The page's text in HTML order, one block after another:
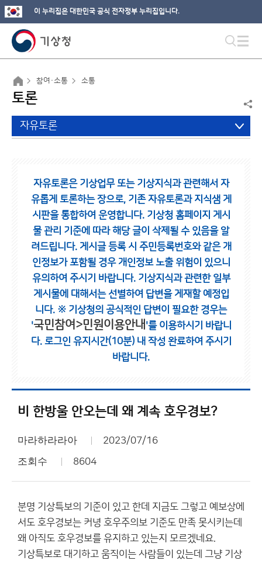
이 누리집은 대한민국 공식 전자정부 누리집입니다.
참여·소통 소통
토론
자유토론
자유토론은 기상업무 또는 기상지식과 관련해서 자
유롭게 토론하는 장으로, 기존 자유토론과 지식샘 게
시판을 통합하여 운영합니다. 기상청 홈페이지 게시
물 관리 기준에 따라 해당 글이 삭제될 수 있음을 알
려드립니다. 게시글 등록 시 주민등록번호와 같은 개
인정보가 포함될 경우 개인정보 노출 위험이 있으니
유의하여 주시기 바랍니다. 기상지식과 관련한 일부
게시물에 대해서는 선별하여 답변을 게재할 예정입
니다. ※ 기상청의 공식적인 답변이 필요한 경우는
'국민참여>민원이용안내 '를 이용하시기 바랍니
다. 로그인 유지시간(10분) 내 작성 완료하여 주시기
바랍니다.
비 한방울 안오는데 왜 계속 호우경보?
마라하라라아 2023/07/16
조회수 8604
분명 기상특보의 기준이 있고 한데 지금도 그렇고 예보상에
서도 호우경보는 커녕 호우주의보 기준도 만족 못시키는데
왜 아직도 호우경보를 유지하고 있는지 모르겠네요.
기상특보로 대기하고 움직이는 사람들이 있는데 그냥 기상